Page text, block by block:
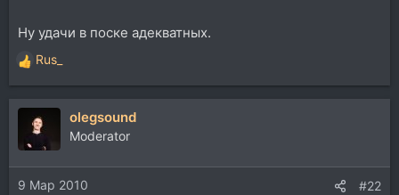
Ну удачи в поске адекватных.
Р
е
а
и
и
:
Rus_
olegsound
Moderator
9 Мар 2010 #22